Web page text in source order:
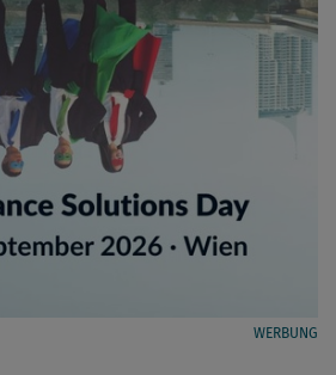
WERBUNG